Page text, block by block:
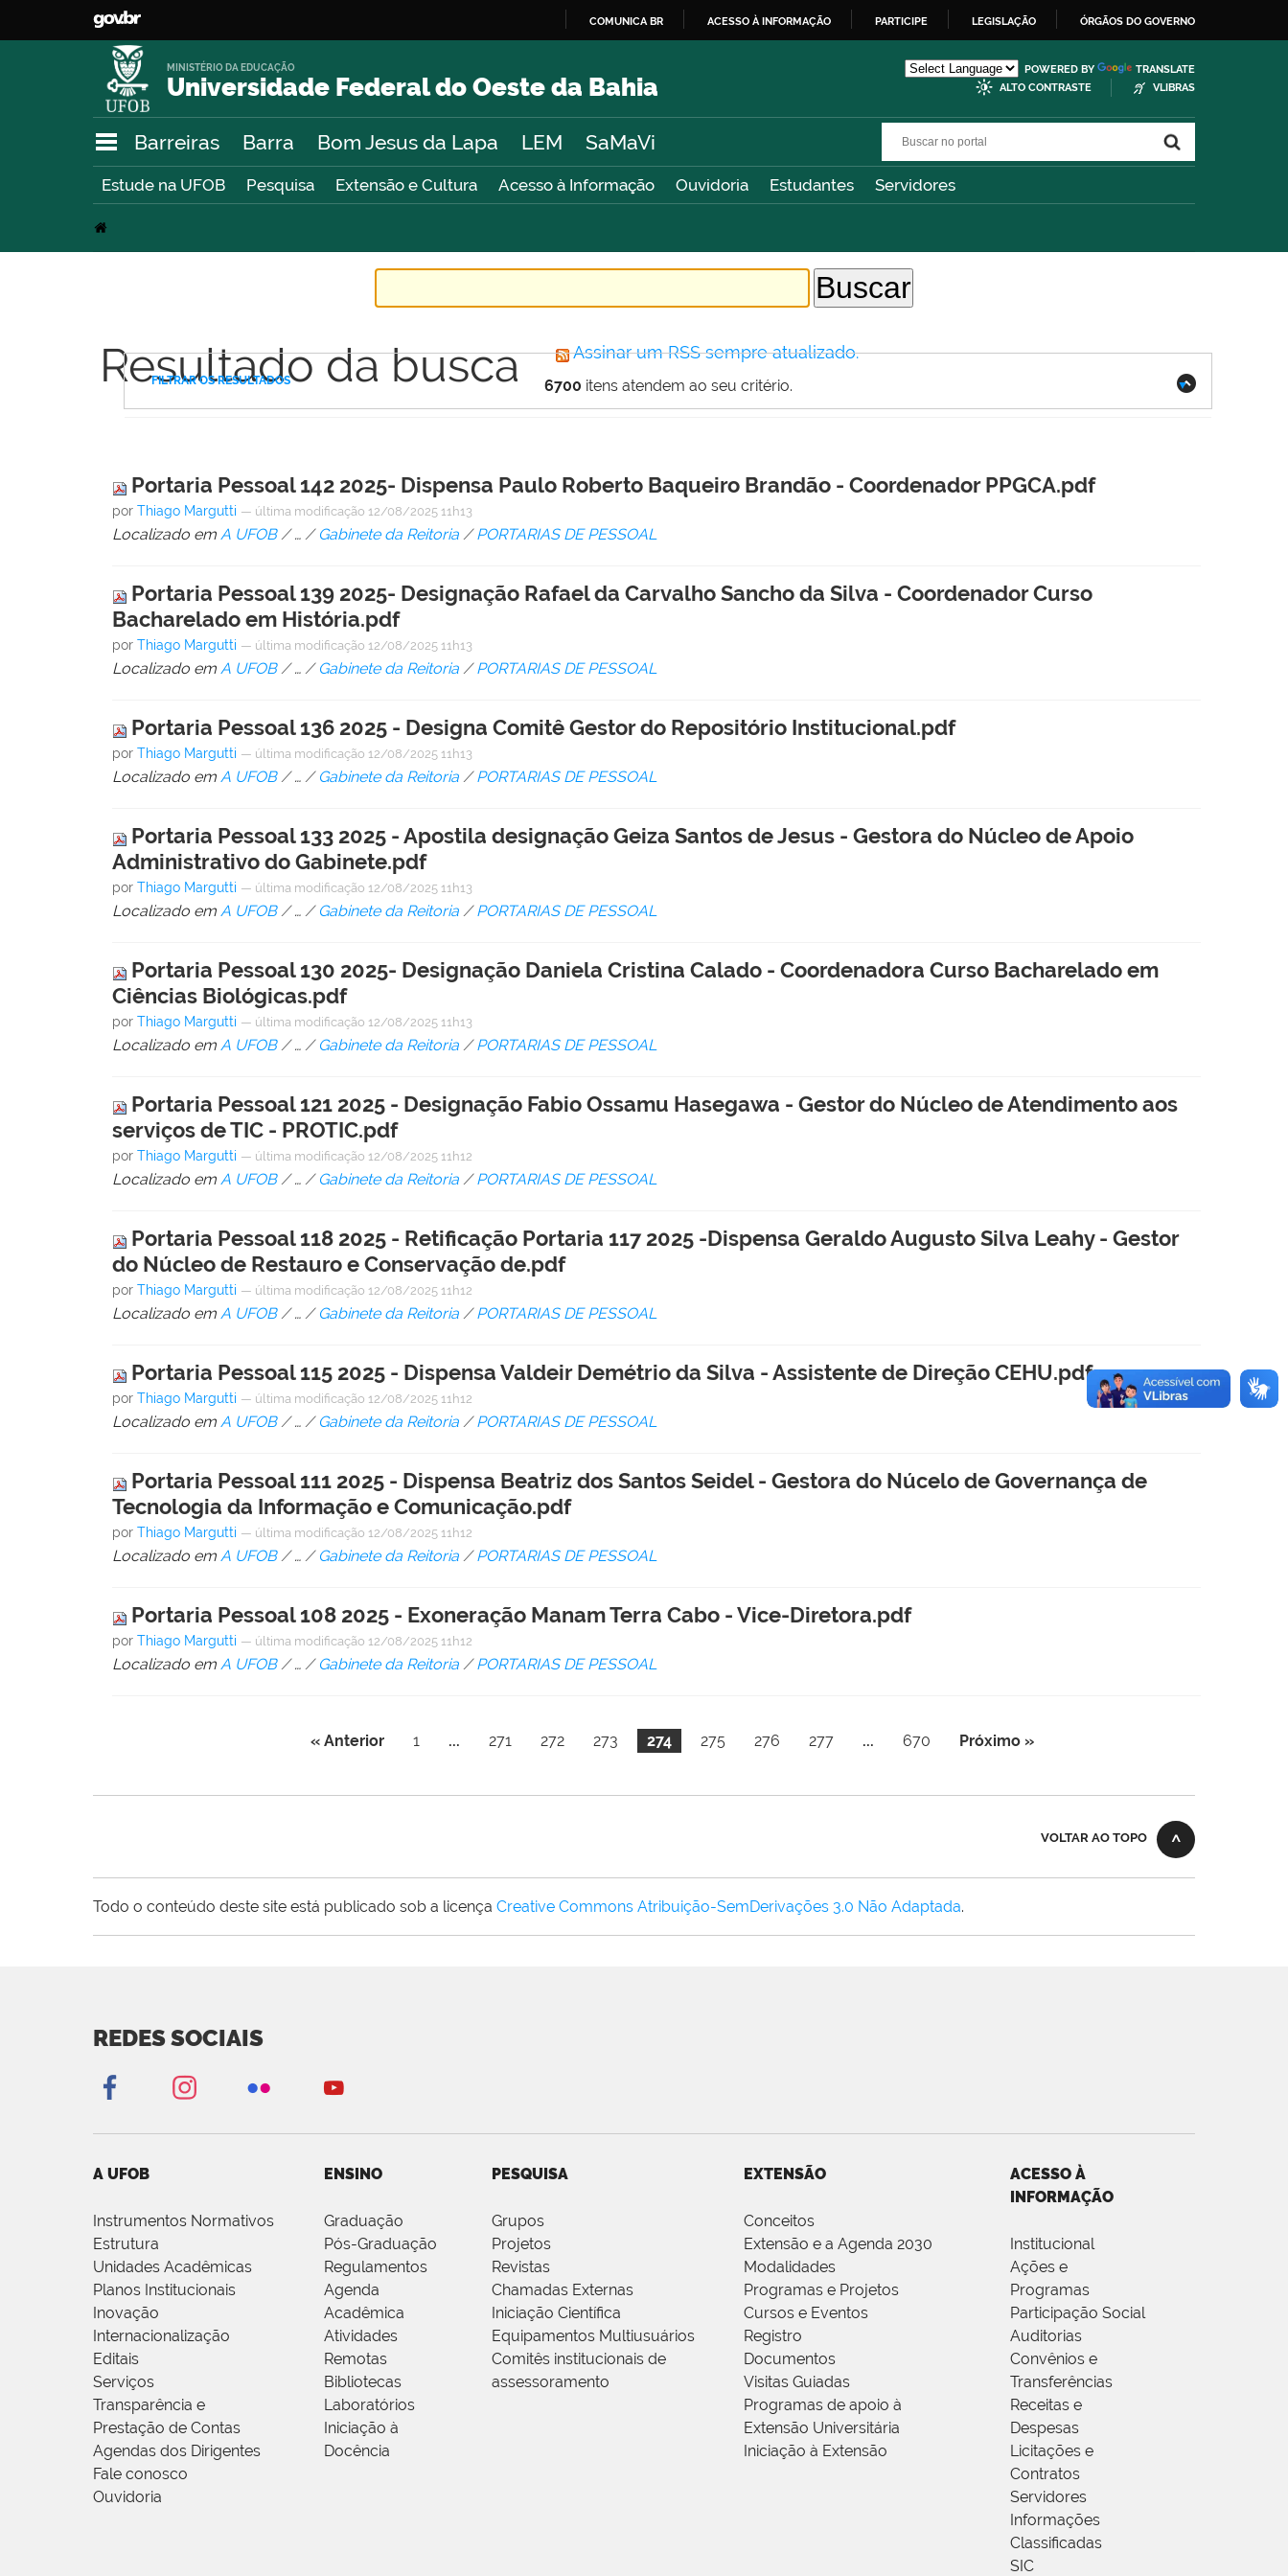
O
COMUNICA BR ACESSO À INFORMAÇÃO PARTICIPE LEGISLAÇÃO ÓRGÃOS DO GOVERNO
Universidade Federal do Oeste da Bahia
MINISTÉRIO DA EDUCAÇÃO POWERED BY
TRANSLATE
ALTO CONTRASTE
VLIBRAS
Barreiras Barra Bom Jesus da Lapa LEM SaMaVi
Estude na UFOB Pesquisa Extensão e Cultura Acesso à Informação Ouvidoria Estudantes Servidores
Resultado da busca Assinar um RSS sempre atualizado.
6700 itens atendem ao seu critério.
FILTRAR OS RESULTADOS
Portaria Pessoal 142 2025- Dispensa Paulo Roberto Baqueiro Brandão - Coordenador PPGCA.pdf
porThiago Margutti — última modificação 12/08/2025 11h13
Localizado em A UFOB /…/ Gabinete da Reitoria /PORTARIAS DE PESSOAL
Portaria Pessoal 139 2025- Designação Rafael da Carvalho Sancho da Silva - Coordenador Curso
Bacharelado em História.pdf
porThiago Margutti — última modificação 12/08/2025 11h13
Localizado em A UFOB /…/ Gabinete da Reitoria /PORTARIAS DE PESSOAL
Portaria Pessoal 136 2025 - Designa Comitê Gestor do Repositório Institucional.pdf
porThiago Margutti — última modificação 12/08/2025 11h13
Localizado em A UFOB /…/ Gabinete da Reitoria /PORTARIAS DE PESSOAL
Portaria Pessoal 133 2025 - Apostila designação Geiza Santos de Jesus - Gestora do Núcleo de Apoio
Administrativo do Gabinete.pdf
porThiago Margutti — última modificação 12/08/2025 11h13
Localizado em A UFOB /…/ Gabinete da Reitoria /PORTARIAS DE PESSOAL
Portaria Pessoal 130 2025- Designação Daniela Cristina Calado - Coordenadora Curso Bacharelado em
Ciências Biológicas.pdf
porThiago Margutti — última modificação 12/08/2025 11h13
Localizado em A UFOB /…/ Gabinete da Reitoria /PORTARIAS DE PESSOAL
Portaria Pessoal 121 2025 - Designação Fabio Ossamu Hasegawa - Gestor do Núcleo de Atendimento aos
serviços de TIC - PROTIC.pdf
porThiago Margutti — última modificação 12/08/2025 11h12
Localizado em A UFOB /…/ Gabinete da Reitoria /PORTARIAS DE PESSOAL
Portaria Pessoal 118 2025 - Retificação Portaria 117 2025 -Dispensa Geraldo Augusto Silva Leahy - Gestor
do Núcleo de Restauro e Conservação de.pdf
porThiago Margutti — última modificação 12/08/2025 11h12
Localizado em A UFOB /…/ Gabinete da Reitoria /PORTARIAS DE PESSOAL
Portaria Pessoal 115 2025 - Dispensa Valdeir Demétrio da Silva - Assistente de Direção CEHU.pdf
porThiago Margutti — última modificação 12/08/2025 11h12
Localizado em A UFOB /…/ Gabinete da Reitoria /PORTARIAS DE PESSOAL
Portaria Pessoal 111 2025 - Dispensa Beatriz dos Santos Seidel - Gestora do Núcelo de Governança de
Tecnologia da Informação e Comunicação.pdf
porThiago Margutti — última modificação 12/08/2025 11h12
Localizado em A UFOB /…/ Gabinete da Reitoria /PORTARIAS DE PESSOAL
Portaria Pessoal 108 2025 - Exoneração Manam Terra Cabo - Vice-Diretora.pdf
porThiago Margutti — última modificação 12/08/2025 11h12
Localizado em A UFOB /…/ Gabinete da Reitoria /PORTARIAS DE PESSOAL
« Anterior 1 ... 271 272 273 274 275 276 277 ... 670 Próximo »
VOLTAR AO TOPO
Todo o conteúdo deste site está publicado sob a licença Creative Commons Atribuição-SemDerivações 3.0 Não Adaptada.
REDES SOCIAIS
A UFOB
Instrumentos Normativos
Estrutura
Unidades Acadêmicas
Planos Institucionais
Inovação
Internacionalização
Editais
Serviços
Transparência e
Prestação de Contas
Agendas dos Dirigentes
Fale conosco
Ouvidoria
ENSINO
Graduação
Pós-Graduação
Regulamentos
Agenda
Acadêmica
Atividades
Remotas
Bibliotecas
Laboratórios
Iniciação à
Docência
PESQUISA
Grupos
Projetos
Revistas
Chamadas Externas
Iniciação Científica
Equipamentos Multiusuários
Comitês institucionais de
assessoramento
EXTENSÃO
Conceitos
Extensão e a Agenda 2030
Modalidades
Programas e Projetos
Cursos e Eventos
Registro
Documentos
Visitas Guiadas
Programas de apoio à
Extensão Universitária
Iniciação à Extensão
ACESSO À
INFORMAÇÃO
Institucional
Ações e
Programas
Participação Social
Auditorias
Convênios e
Transferências
Receitas e
Despesas
Licitações e
Contratos
Servidores
Informações
Classificadas
SIC